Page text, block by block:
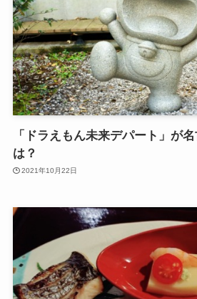
「ドラえもん未来デパート」が
は？
2021年10月22日